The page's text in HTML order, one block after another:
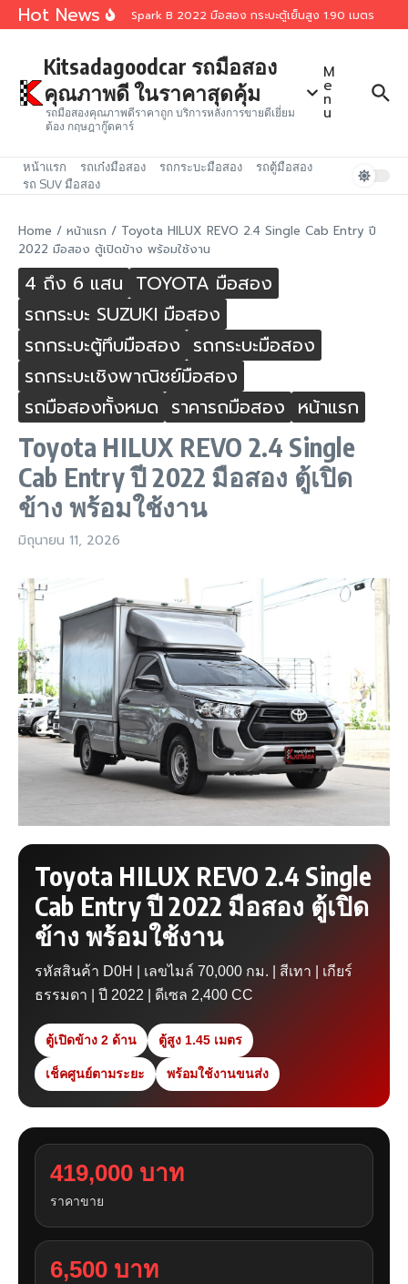
Skip to content
Hot News
Isuzu D-MAX 1.9 Spark B 2022 มือสอง กระบะตู้เย็นสูง 1.90 เมตร
Kitsadagoodcar รถมือสอง
คุณภาพดี ในราคาสุดคุ้ม
รถมือสองคุณภาพดีราคาถูก บริการหลังการขายดีเยี่ยม
ต้อง กฤษฎากู๊ดคาร์
M
e
n
u
หน้าแรก รถเก๋งมือสอง รถกระบะมือสอง
รถตู้มือสอง
รถ SUV มือสอง
Home / หน้าแรก / Toyota HILUX REVO 2.4 Single Cab Entry ปี
2022 มือสอง ตู้เปิดข้าง พร้อมใช้งาน
4 ถึง 6 แสน TOYOTA มือสอง
รถกระบะ SUZUKI มือสอง
รถกระบะตู้ทึบมือสอง รถกระบะมือสอง
รถกระบะเชิงพาณิชย์มือสอง
รถมือสองทั้งหมด ราคารถมือสอง หน้าแรก
Toyota HILUX REVO 2.4 Single
Cab Entry ปี 2022 มือสอง ตู้เปิด
ข้าง พร้อมใช้งาน
มิถุนายน 11, 2026
Toyota HILUX REVO 2.4 Single
Cab Entry ปี 2022 มือสอง ตู้เปิด
ข้าง พร้อมใช้งาน
รหัสสินค้า D0H | เลขไมล์ 70,000 กม. | สีเทา | เกียร์
ธรรมดา | ปี 2022 | ดีเซล 2,400 CC
ตู้เปิดข้าง 2 ด้าน ตู้สูง 1.45 เมตร
เช็คศูนย์ตามระยะ พร้อมใช้งานขนส่ง
419,000 บาท
ราคาขาย
6,500 บาท